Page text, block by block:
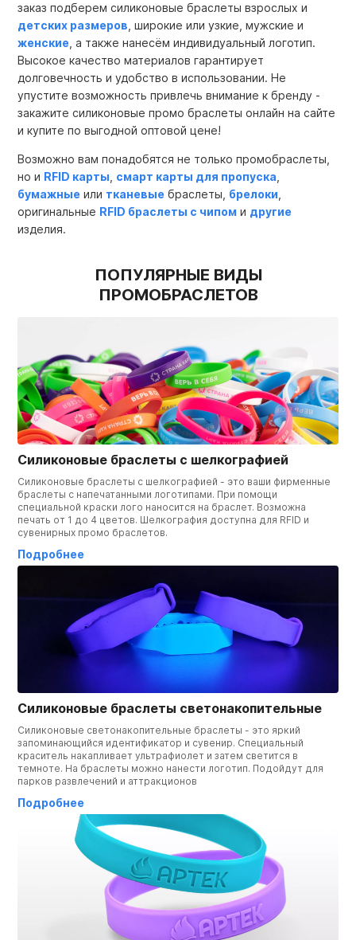
заказ подберем силиконовые браслеты взрослых и
детских размеров , широкие или узкие, мужские и
женские , а также нанесём индивидуальный логотип.
Высокое качество материалов гарантирует
долговечность и удобство в использовании. Не
упустите возможность привлечь внимание к бренду -
закажите силиконовые промо браслеты онлайн на сайте
и купите по выгодной оптовой цене!
Возможно вам понадобятся не только промобраслеты,
но и RFID карты смарт карты для пропуска
бумажные или тканевые браслеты, брелоки
оригинальные RFID браслеты с чипом и другие
изделия.
ПОПУЛЯРНЫЕ ВИДЫ
ПРОМОБРАСЛЕТОВ
Силиконовые браслеты с шелкографией
Силиконовые браслеты с шелкографией - это ваши фирменные
браслеты с напечатанными логотипами. При помощи
специальной краски лого наносится на браслет. Возможна
печать от 1 до 4 цветов. Шелкография доступна для RFID и
сувенирных промо браслетов.
Подробнее
Силиконовые браслеты светонакопительные
Силиконовые светонакопительные браслеты - это яркий
запоминающийся идентификатор и сувенир. Специальный
краситель накапливает ультрафиолет и затем светится в
темноте. На браслеты можно нанести логотип. Подойдут для
парков развлечений и аттракционов
Подробнее